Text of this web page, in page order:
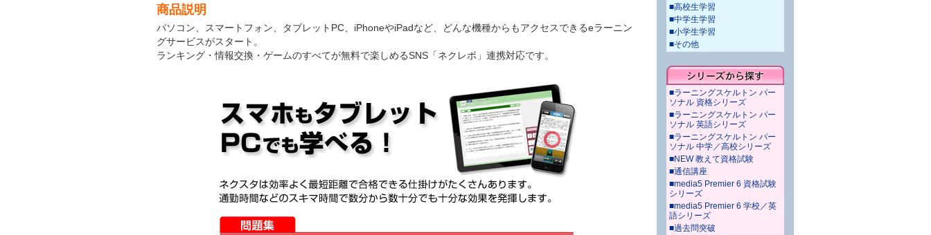
商品説明
パソコン、スマートフォン、タブレットPC、iPhoneやiPadなど、どんな機種からもアクセスできるeラーニン
グサービスがスタート。
ランキング・情報交換・ゲームのすべてが無料で楽しめるSNS「ネクレボ」連携対応です。
■高校生学習
■中学生学習
■小学生学習
■その他
■ラーニングスケルトン パー
ソナル 資格シリーズ
■ラーニングスケルトン パー
ソナル 英語シリーズ
■ラーニングスケルトン パー
ソナル 中学／高校シリーズ
■NEW 教えて資格試験
■通信講座
■media5 Premier 6 資格試験
シリーズ
■media5 Premier 6 学校／英
語シリーズ
■過去問突破